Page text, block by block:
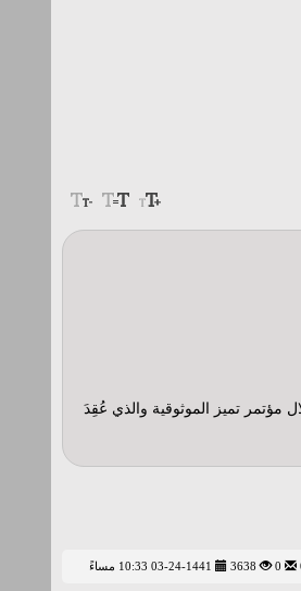
مؤتمر تميز الموثوقية والذي عُقِدَ
3638